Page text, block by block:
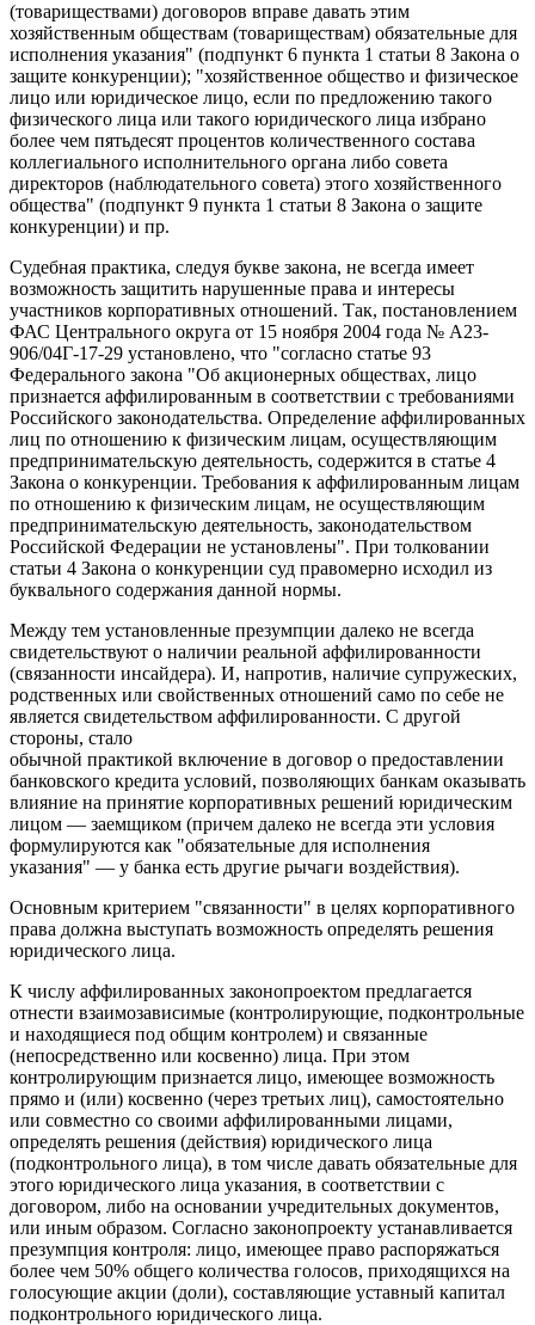
(товариществами) договоров вправе давать этим
хозяйственным обществам (товариществам) обязательные для
исполнения указания" (подпункт 6 пункта 1 статьи 8 Закона о
защите конкуренции); "хозяйственное общество и физическое
лицо или юридическое лицо, если по предложению такого
физического лица или такого юридического лица избрано
более чем пятьдесят процентов количественного состава
коллегиального исполнительного органа либо совета
директоров (наблюдательного совета) этого хозяйственного
общества" (подпункт 9 пункта 1 статьи 8 Закона о защите
конкуренции) и пр.
Судебная практика, следуя букве закона, не всегда имеет
возможность защитить нарушенные права и интересы
участников корпоративных отношений. Так, постановлением
ФАС Центрального округа от 15 ноября 2004 года № А23-
906/04Г-17-29 установлено, что "согласно статье 93
Федерального закона "Об акционерных обществах, лицо
признается аффилированным в соответствии с требованиями
Российского законодательства. Определение аффилированных
лиц по отношению к физическим лицам, осуществляющим
предпринимательскую деятельность, содержится в статье 4
Закона о конкуренции. Требования к аффилированным лицам
по отношению к физическим лицам, не осуществляющим
предпринимательскую деятельность, законодательством
Российской Федерации не установлены". При толковании
статьи 4 Закона о конкуренции суд правомерно исходил из
буквального содержания данной нормы.
Между тем установленные презумпции далеко не всегда
свидетельствуют о наличии реальной аффилированности
(связанности инсайдера). И, напротив, наличие супружеских,
родственных или свойственных отношений само по себе не
является свидетельством аффилированности. С другой
стороны, стало
обычной практикой включение в договор о предоставлении
банковского кредита условий, позволяющих банкам оказывать
влияние на принятие корпоративных решений юридическим
лицом — заемщиком (причем далеко не всегда эти условия
формулируются как "обязательные для исполнения
указания" — у банка есть другие рычаги воздействия).
Основным критерием "связанности" в целях корпоративного
права должна выступать возможность определять решения
юридического лица.
К числу аффилированных законопроектом предлагается
отнести взаимозависимые (контролирующие, подконтрольные
и находящиеся под общим контролем) и связанные
(непосредственно или косвенно) лица. При этом
контролирующим признается лицо, имеющее возможность
прямо и (или) косвенно (через третьих лиц), самостоятельно
или совместно со своими аффилированными лицами,
определять решения (действия) юридического лица
(подконтрольного лица), в том числе давать обязательные для
этого юридического лица указания, в соответствии с
договором, либо на основании учредительных документов,
или иным образом. Согласно законопроекту устанавливается
презумпция контроля: лицо, имеющее право распоряжаться
более чем 50% общего количества голосов, приходящихся на
голосующие акции (доли), составляющие уставный капитал
подконтрольного юридического лица.